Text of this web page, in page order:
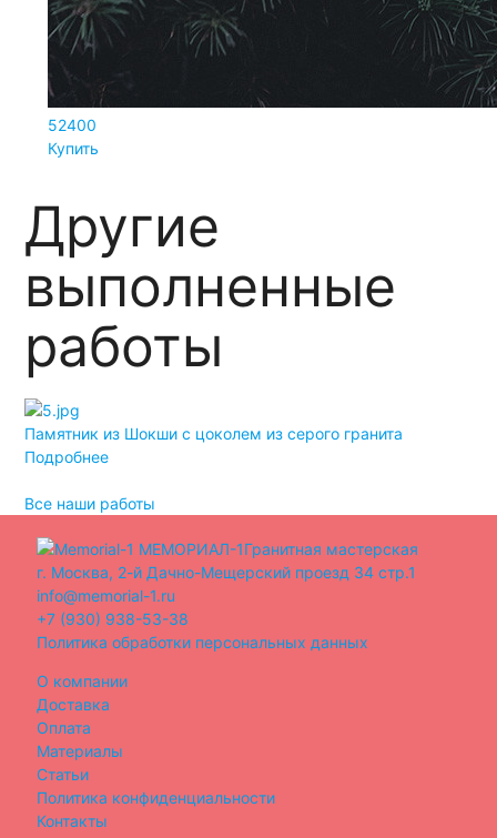
52400
Купить
Другие
выполненные
работы
Памятник из Шокши с цоколем из серого гранита
Подробнее
Все наши работы
МЕМОРИАЛ-1Гранитная мастерская
г. Москва, 2-й Дачно-Мещерский проезд 34 стр.1
info@memorial-1.ru
+7 (930) 938-53-38
Политика обработки персональных данных
О компании
Доставка
Оплата
Материалы
Статьи
Политика конфиденциальности
Контакты